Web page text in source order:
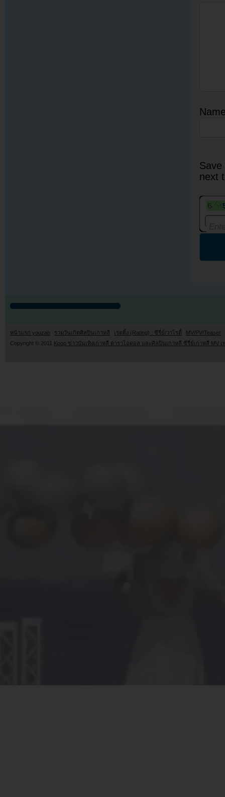
next
หน้าแรก youzab รวมวันเกิดศิลปินเกาหลี เรตติ้ง (Rating) : ซีรี่ย์/วาไรตี้
MV/PV/Teaser
Copyright © 2011 Kpop ข่าวบันเทิงเกาหลี ดาราไอดอล และศิลปินเกาหลี ซีรี่ย์เกาหลี MV